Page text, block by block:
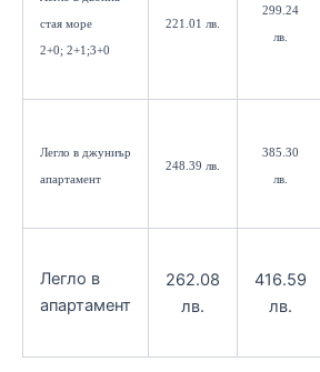
стая море
2+0; 2+1;3+0
221.01 лв.
299.24
лв.
Легло в джуниър
апартамент
248.39 лв.
385.30
лв.
Легло в
апартамент
262.08
лв.
416.59
лв.